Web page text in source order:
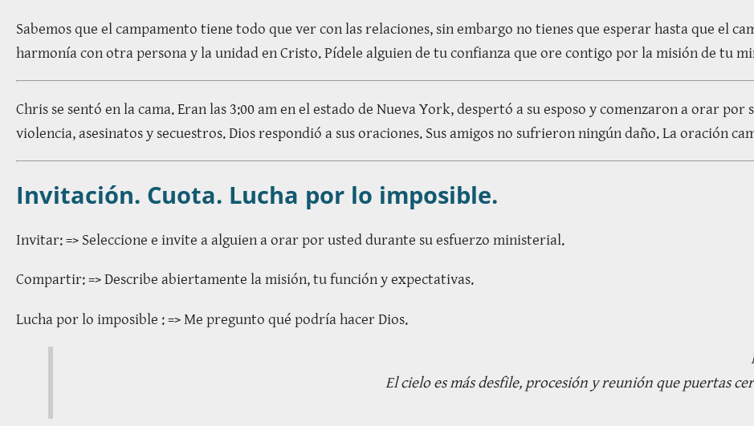
Sabemos que el campamento tiene todo que ver con las relaciones, sin embargo no tienes que esperar hasta que el
harmonía con otra persona y la unidad en Cristo. Pídele alguien de tu confianza que ore contigo por la misión de tu
Chris se sentó en la cama. Eran las 3:00 am en el estado de Nueva York, despertó a su esposo y comenzaron a orar
violencia, asesinatos y secuestros. Dios respondió a sus oraciones. Sus amigos no sufrieron ningún daño. La oración
Invitación. Cuota. Lucha por lo imposible.
Invitar: => Seleccione e invite a alguien a orar por usted durante su esfuerzo ministerial.
Compartir: => Describe abiertamente la misión, tu función y expectativas.
Lucha por lo imposible : => Me pregunto qué podría hacer Dios.
El cielo es más desfile, procesión y reunión que puertas